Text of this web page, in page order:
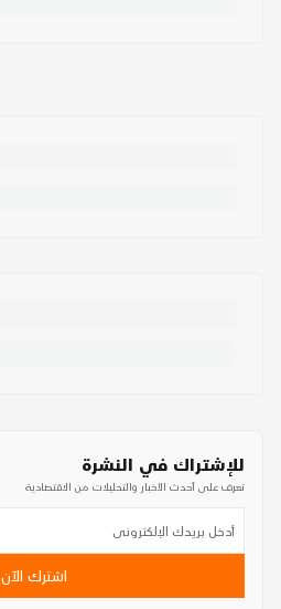
للإشتراك في النشرة
تعرف على أحدث الأخبار والتحليلات من الاقتصادية
اشترك الآن